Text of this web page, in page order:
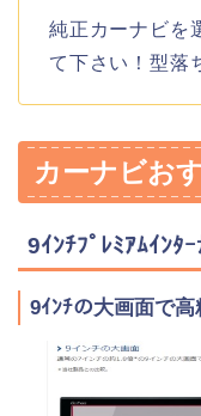
純正カーナビを
て下さい！型落
カーナビお
9ｲﾝﾁﾌﾟﾚﾐｱﾑｲﾝﾀ
9ｲﾝﾁの大画面で